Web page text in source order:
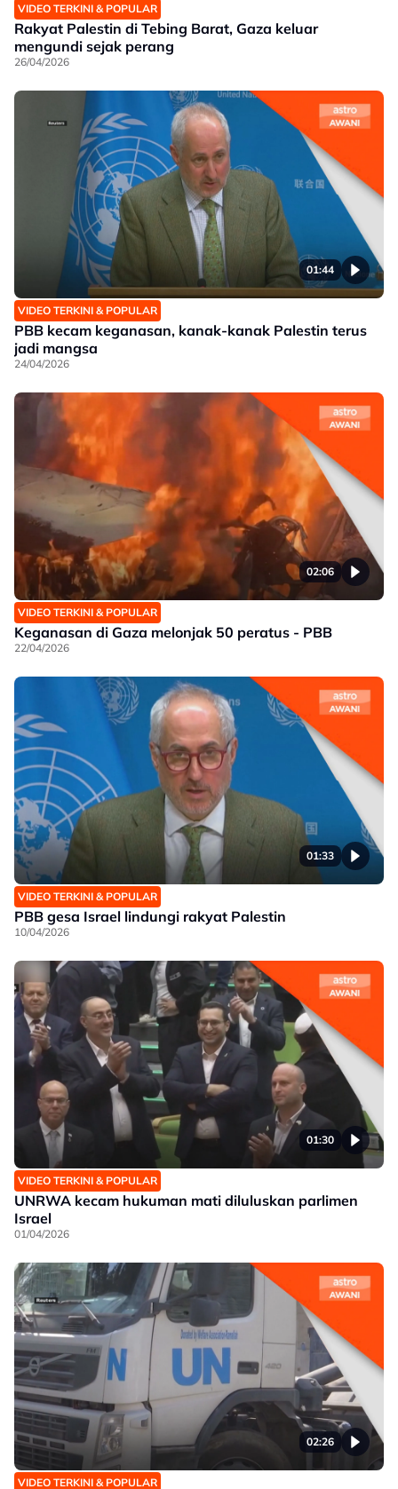
VIDEO TERKINI & POPULAR
Rakyat Palestin di Tebing Barat, Gaza keluar
mengundi sejak perang
26/04/2026
01:44
VIDEO TERKINI & POPULAR
PBB kecam keganasan, kanak-kanak Palestin terus
jadi mangsa
24/04/2026
02:06
VIDEO TERKINI & POPULAR
Keganasan di Gaza melonjak 50 peratus - PBB
22/04/2026
01:33
VIDEO TERKINI & POPULAR
PBB gesa Israel lindungi rakyat Palestin
10/04/2026
01:30
VIDEO TERKINI & POPULAR
UNRWA kecam hukuman mati diluluskan parlimen
Israel
01/04/2026
02:26
VIDEO TERKINI & POPULAR